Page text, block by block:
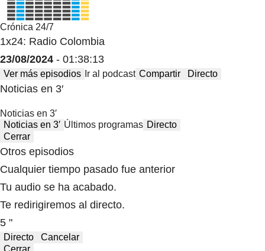
Crónica 24/7
1x24: Radio Colombia
23/08/2024 - 01:38:13
Ver más episodios Ir al podcast Compartir Directo
Noticias en 3′
Noticias en 3′
Noticias en 3′ Últimos programas Directo
Cerrar
Otros episodios
Cualquier tiempo pasado fue anterior
Tu audio se ha acabado.
Te redirigiremos al directo.
5 "
Directo
Cancelar